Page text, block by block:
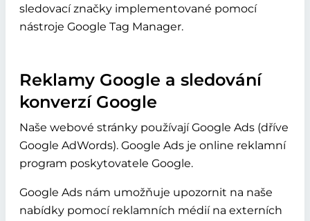
sledovací značky implementované pomocí
nástroje Google Tag Manager.
Reklamy Google a sledování
konverzí Google
Naše webové stránky používají Google Ads (dříve
Google AdWords). Google Ads je online reklamní
program poskytovatele Google.
Google Ads nám umožňuje upozornit na naše
nabídky pomocí reklamních médií na externích